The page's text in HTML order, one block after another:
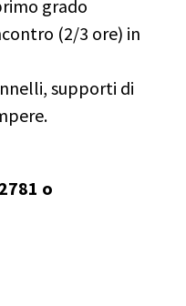
grado
(2/3 ore) in
supporti di
o